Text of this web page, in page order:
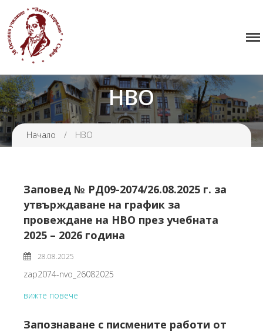
Училището
Нормативна уредба
Прием
Контакти
НВО
Начало / НВО
Заповед № РД09-2074/26.08.2025 г. за
утвърждаване на график за
провеждане на НВО през учебната
2025 – 2026 година
28.08.2025
zap2074-nvo_26082025
вижте повече
Запознаване с писмените работи от